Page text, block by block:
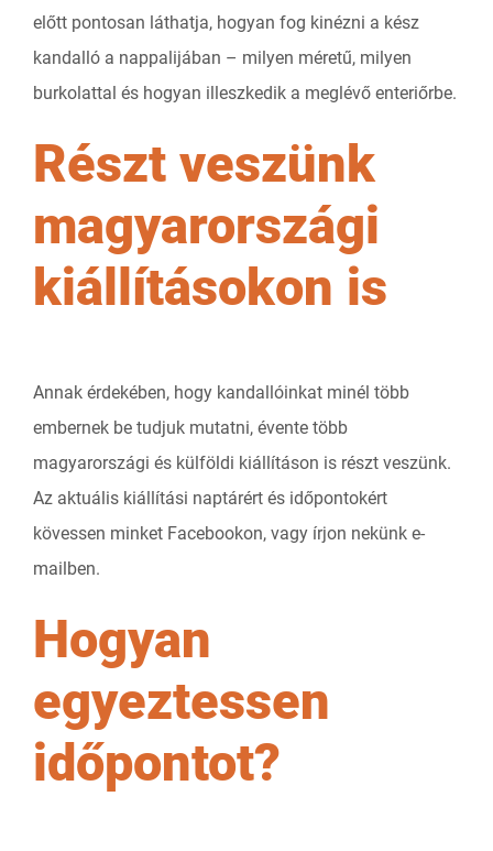
előtt pontosan láthatja, hogyan fog kinézni a kész
kandalló a nappalijában – milyen méretű, milyen
burkolattal és hogyan illeszkedik a meglévő enteriőrbe.
Részt veszünk
magyarországi
kiállításokon is
Annak érdekében, hogy kandallóinkat minél több
embernek be tudjuk mutatni, évente több
magyarországi és külföldi kiállításon is részt veszünk.
Az aktuális kiállítási naptárért és időpontokért
kövessen minket Facebookon, vagy írjon nekünk e-
mailben.
Hogyan
egyeztessen
időpontot?